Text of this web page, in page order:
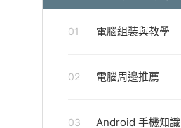
01 電腦組裝與教學
02 電腦周邊推薦
03 Android 手機知識